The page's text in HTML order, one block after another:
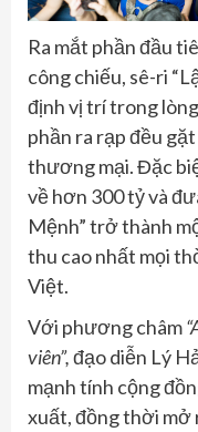
Ra mắt phần đầu
công chiếu, sê-ri
định vị trí trong
phần ra rạp đều
thương mại. Đặc
về hơn 300 tỷ và
Mệnh” trở thành
thu cao nhất mọi
Việt.
Với phương châm
viên”,đạo diễn Lý
mạnh tính cộng
xuất, đồng thời mở